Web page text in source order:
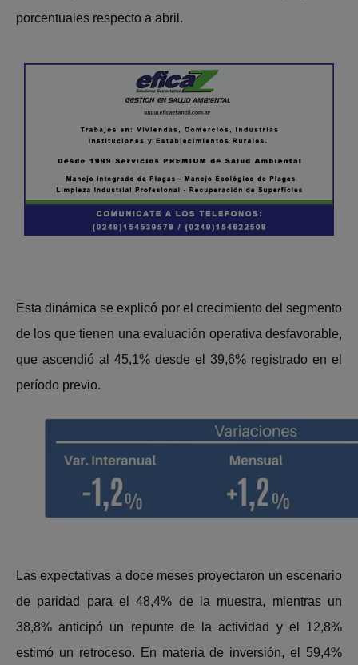
porcentuales respecto a abril.
Esta dinámica se explicó por el crecimiento del segmento
de los que tienen una evaluación operativa desfavorable,
que ascendió al 45,1% desde el 39,6% registrado en el
período previo.
Las expectativas a doce meses proyectaron un escenario
de paridad para el 48,4% de la muestra, mientras un
38,8% anticipó un repunte de la actividad y el 12,8%
estimó un retroceso. En materia de inversión, el 59,4%